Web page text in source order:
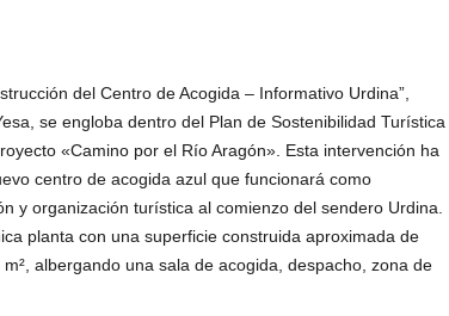
del Centro de Acogida – Informativo Urdina”,
se engloba dentro del Plan de Sostenibilidad Turística
«Camino por el Río Aragón» Esta intervención ha
centro de acogida azul que funcionará como
y organización turística al comienzo del sendero Urdina
planta con una superficie construida aproximada de
albergando una sala de acogida, despacho, zona de